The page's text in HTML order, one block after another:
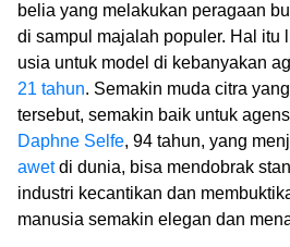
belia yang melakukan peragaan
di sampul majalah populer. Hal itu
usia untuk model di kebanyakan
21 tahun. Semakin muda citra
tersebut, semakin baik untuk
Daphne Selfe, 94 tahun, yang
awetdi dunia, bisa mendobrak
industri kecantikan dan
manusia semakin elegan dan